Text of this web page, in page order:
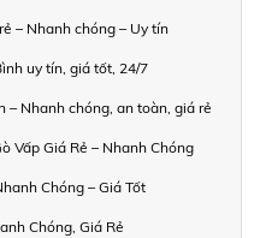
– Nhanh chóng – Uy tín
uy tín, giá tốt, 24/7
– Nhanh chóng, an toàn, giá rẻ
Vấp Giá Rẻ – Nhanh Chóng
Chóng – Giá Tốt
Chóng, Giá Rẻ